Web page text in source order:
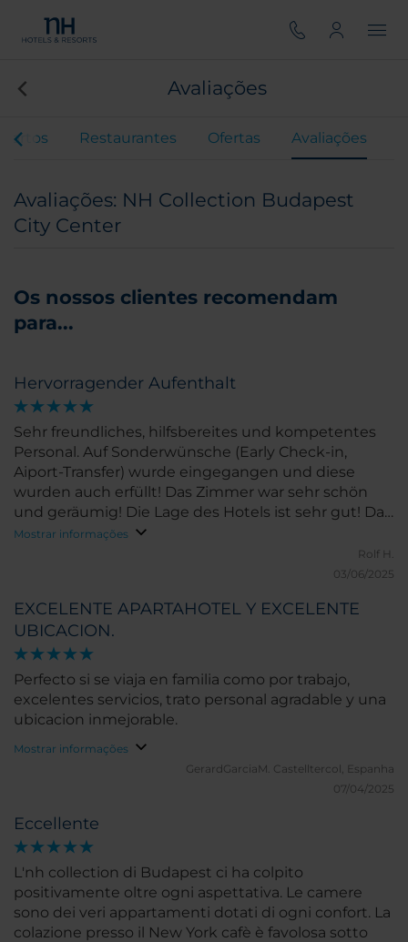
Avaliações
Restaurantes Ofertas Avaliações
Avaliações: NH Collection Budapest
City Center
Os nossos clientes recomendam
para...
Hervorragender Aufenthalt
Sehr freundliches, hilfsbereites und kompetentes
Personal. Auf Sonderwünsche (Early Check-in,
Aiport-Transfer) wurde eingegangen und diese
wurden auch erfüllt! Das Zimmer war sehr schön
und geräumig! Die Lage des Hotels ist sehr gut! Das
war ein sehr toller Aufenthalt!
Mostrar informações
Rolf H.
03/06/2025
EXCELENTE APARTAHOTEL Y EXCELENTE
UBICACION.
Perfecto si se viaja en familia como por trabajo,
excelentes servicios, trato personal agradable y una
ubicacion inmejorable.
Mostrar informações
GerardGarciaM. Castelltercol, Espanha
07/04/2025
Eccellente
L'nh collection di Budapest ci ha colpito
positivamente oltre ogni aspettativa. Le camere
sono dei veri appartamenti dotati di ogni confort. La
colazione presso il New York cafè è favolosa sotto